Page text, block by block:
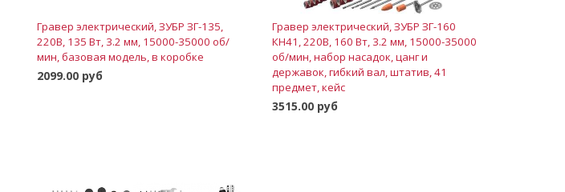
Гравер электрический, ЗУБР ЗГ-135,
220В, 135 Вт, 3.2 мм, 15000-35000 об/
мин, базовая модель, в коробке
2099.00 руб
Гравер электрический, ЗУБР ЗГ-160
КН41, 220В, 160 Вт, 3.2 мм, 15000-35000
об/мин, набор насадок, цанг и
державок, гибкий вал, штатив, 41
предмет, кейс
3515.00 руб